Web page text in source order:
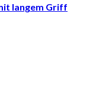
langem Griff